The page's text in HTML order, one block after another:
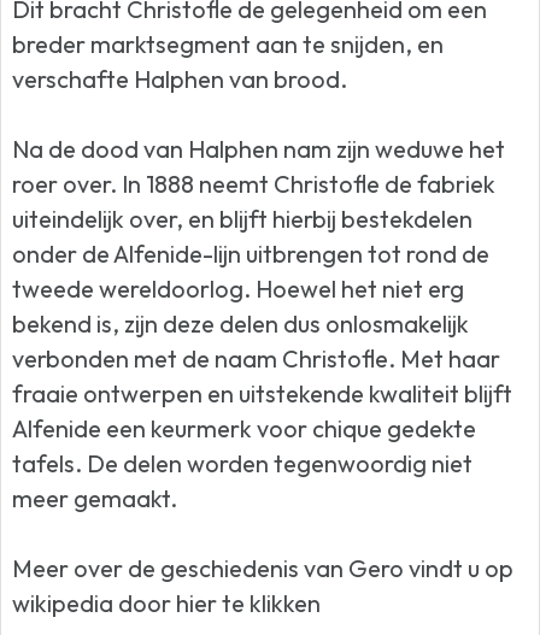
Dit bracht Christofle de gelegenheid om een
breder marktsegment aan te snijden, en
verschafte Halphen van brood.
Na de dood van Halphen nam zijn weduwe het
roer over. In 1888 neemt Christofle de fabriek
uiteindelijk over, en blijft hierbij bestekdelen
onder de Alfenide-lijn uitbrengen tot rond de
tweede wereldoorlog. Hoewel het niet erg
bekend is, zijn deze delen dus onlosmakelijk
verbonden met de naam Christofle. Met haar
fraaie ontwerpen en uitstekende kwaliteit blijft
Alfenide een keurmerk voor chique gedekte
tafels. De delen worden tegenwoordig niet
meer gemaakt.
Meer over de geschiedenis van Gero vindt u op
wikipedia door hier te klikken